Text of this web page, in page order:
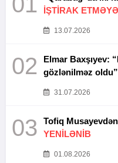
İŞTİRAK
13.07.2026
02
Elmar Baxşıyev:
gözlənilməz oldu”
31.07.2026
03
YENİLƏNİB
01.08.2026